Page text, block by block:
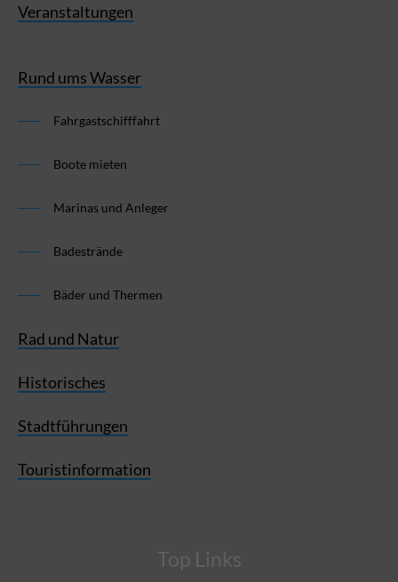
Veranstaltungen
Rund ums Wasser
Fahrgastschifffahrt
Boote mieten
Marinas und Anleger
Badestrände
Bäder und Thermen
Rad und Natur
Historisches
Stadtführungen
Touristinformation
Top Links